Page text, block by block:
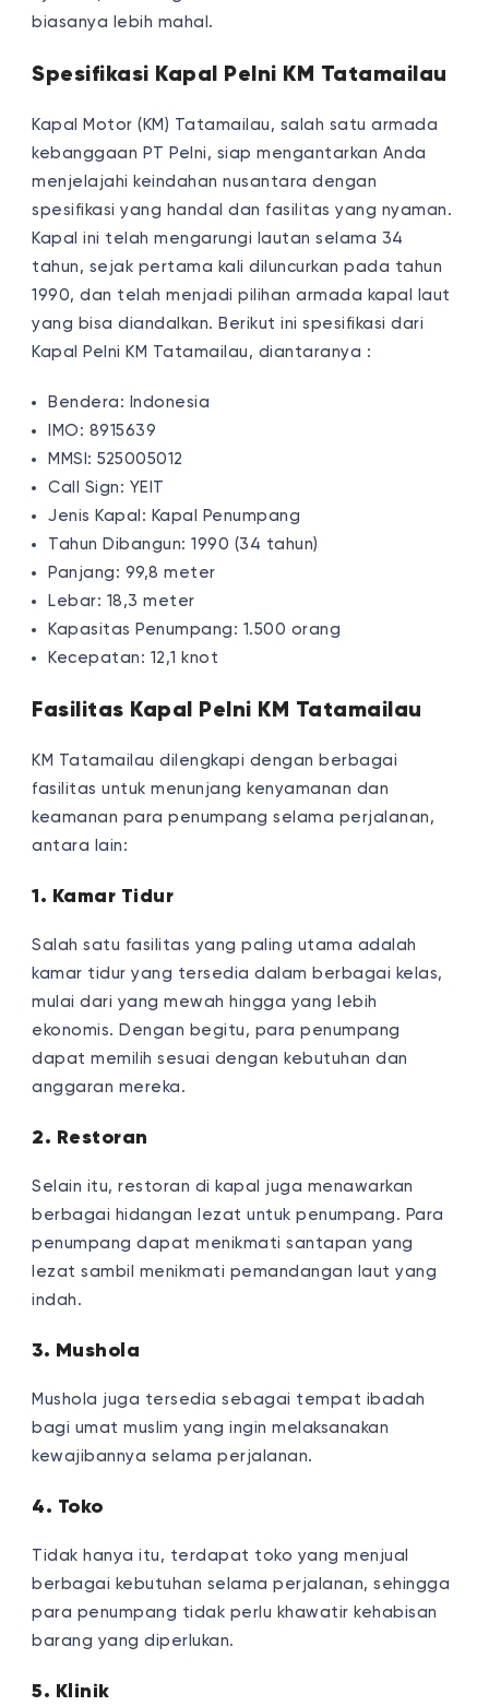
biasanya lebih mahal.
Spesifikasi Kapal Pelni KM Tatamailau
Kapal Motor (KM) Tatamailau, salah satu armada
kebanggaan PT Pelni, siap mengantarkan Anda
menjelajahi keindahan nusantara dengan
spesifikasi yang handal dan fasilitas yang nyaman.
Kapal ini telah mengarungi lautan selama 34
tahun, sejak pertama kali diluncurkan pada tahun
1990, dan telah menjadi pilihan armada kapal laut
yang bisa diandalkan. Berikut ini spesifikasi dari
Kapal Pelni KM Tatamailau, diantaranya :
Bendera: Indonesia
IMO: 8915639
MMSI: 525005012
Call Sign: YEIT
Jenis Kapal: Kapal Penumpang
Tahun Dibangun: 1990 (34 tahun)
Panjang: 99,8 meter
Lebar: 18,3 meter
Kapasitas Penumpang: 1.500 orang
Kecepatan: 12,1 knot
Fasilitas Kapal Pelni KM Tatamailau
KM Tatamailau dilengkapi dengan berbagai
fasilitas untuk menunjang kenyamanan dan
keamanan para penumpang selama perjalanan,
antara lain:
1. Kamar Tidur
Salah satu fasilitas yang paling utama adalah
kamar tidur yang tersedia dalam berbagai kelas,
mulai dari yang mewah hingga yang lebih
ekonomis. Dengan begitu, para penumpang
dapat memilih sesuai dengan kebutuhan dan
anggaran mereka.
2. Restoran
Selain itu, restoran di kapal juga menawarkan
berbagai hidangan lezat untuk penumpang. Para
penumpang dapat menikmati santapan yang
lezat sambil menikmati pemandangan laut yang
indah.
3. Mushola
Mushola juga tersedia sebagai tempat ibadah
bagi umat muslim yang ingin melaksanakan
kewajibannya selama perjalanan.
4. Toko
Tidak hanya itu, terdapat toko yang menjual
berbagai kebutuhan selama perjalanan, sehingga
para penumpang tidak perlu khawatir kehabisan
barang yang diperlukan.
5. Klinik